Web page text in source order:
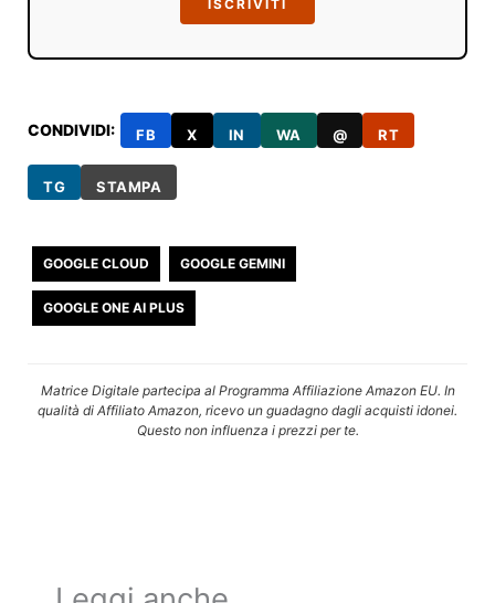
ISCRIVITI
CONDIVIDI: FB X IN WA @ RT
TG STAMPA
GOOGLE CLOUD GOOGLE GEMINI
GOOGLE ONE AI PLUS
Matrice Digitale partecipa al Programma Affiliazione Amazon EU. In
qualità di Affiliato Amazon, ricevo un guadagno dagli acquisti idonei.
Questo non influenza i prezzi per te.